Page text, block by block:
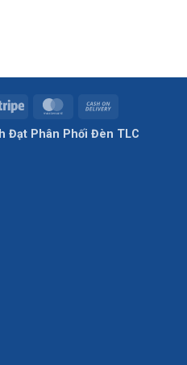
Stripe MasterCard
Delivery
Đạt Phân Phối Đèn TLC